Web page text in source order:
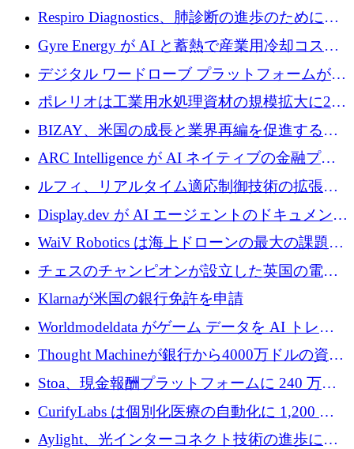
寄付
Respiro Diagnostics、肺診断の進歩のために
100 万ポンドを確保
Gyre Energy が AI と蓄熱で産業用冷却コスト
を削減するために 130 万ドルを調達
デジタル ワードローブ プラットフォームが
1,000 万人のユーザーに到達し、Whering が
700 万ドルを獲得
ポレリオは工業用水処理資材の規模拡大に240
万ユーロを確保
BIZAY、米国の成長と業界再編を促進するた
めに5,500万ドルを確保
ARC Intelligence が AI ネイティブの金融プラ
ットフォームを拡大するために 400 万ユーロ
ルフィ、リアルタイム適応制御技術の拡張に
810万ポンドを確保
Display.dev が AI エージェントのドキュメント
コラボレーションを強化するために 47 万ユー
WaiV Robotics は海上ドローンの最大の課題の
1 つをどのように解決しているか
チェスのチャンピオンが設立した英国の電池
材料スタートアップ TaiSan が 465 万ポンドを
Klarnaが米国の銀行免許を申請
Worldmodeldata がゲーム データを AI トレー
ニングに変えるために 700 万ポンドを獲得
Thought Machineが銀行から4000万ドルの資金
調達、年間収益1億ドルを突破
Stoa、現金報酬プラットフォームに 240 万ド
ルを確保
CurifyLabs は個別化医療の自動化に 1,200 万
ユーロを寄付
Aylight、光インターコネクト技術の進歩に向